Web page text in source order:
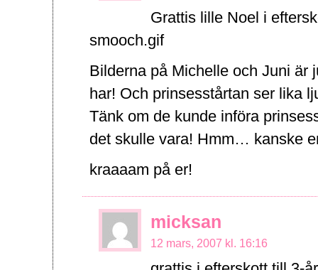
Grattis lille Noel i
smooch.gif
Bilderna på Michelle och Juni är
har! Och prinsesstårtan ser lika
Tänk om de kunde införa
det skulle vara! Hmm… kanske
kraaaam på er!
micksan
12 mars, 2007 kl. 16:16